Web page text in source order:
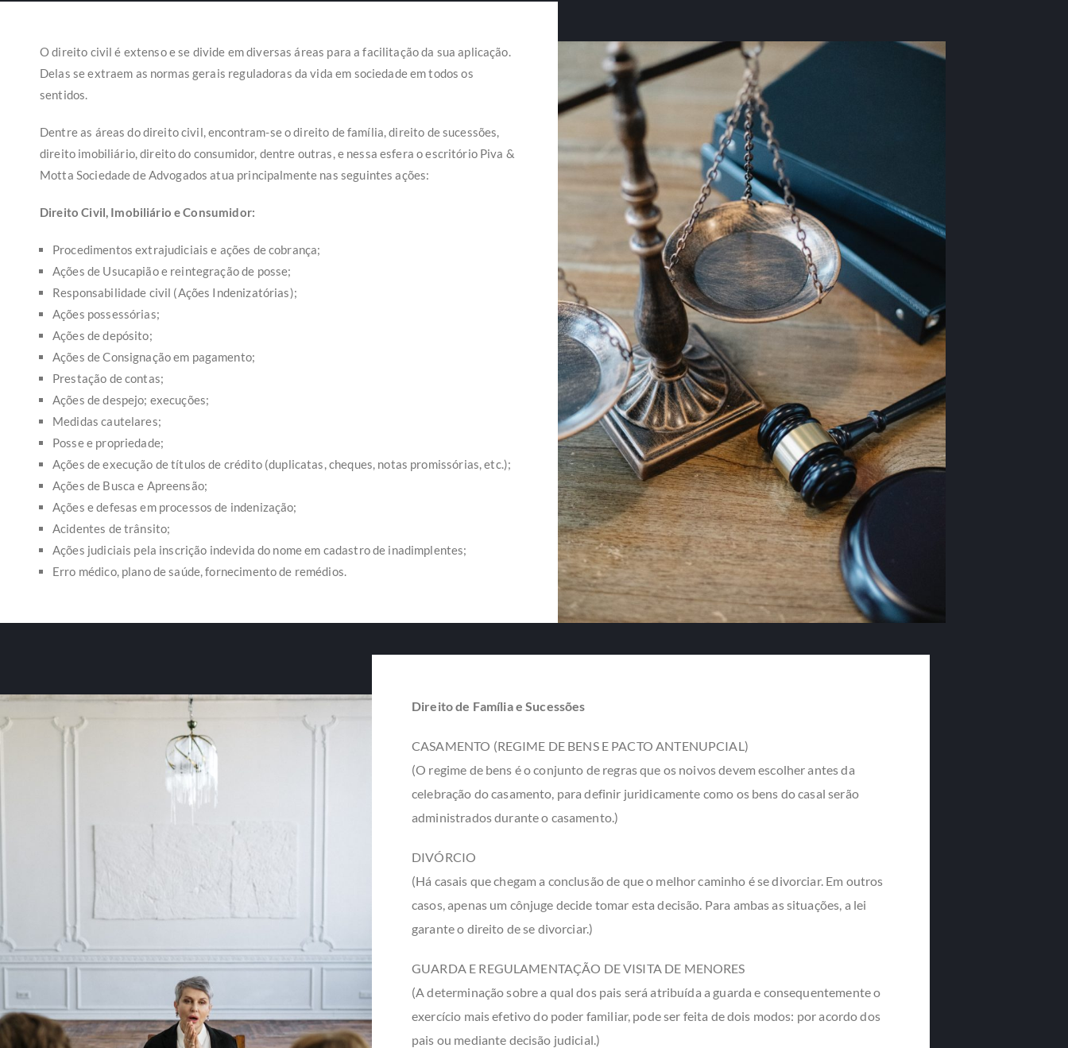
O direito civil é extenso e se divide em diversas áreas para a facilitação da sua aplicação.
Delas se extraem as normas gerais reguladoras da vida em sociedade em todos os
sentidos.
Dentre as áreas do direito civil, encontram-se o direito de família, direito de sucessões,
direito imobiliário, direito do consumidor, dentre outras, e nessa esfera o escritório Piva &
Motta Sociedade de Advogados atua principalmente nas seguintes ações:
Direito Civil, Imobiliário e Consumidor:
Procedimentos extrajudiciais e ações de cobrança;
Ações de Usucapião e reintegração de posse;
Responsabilidade civil (Ações Indenizatórias);
Ações possessórias;
Ações de depósito;
Ações de Consignação em pagamento;
Prestação de contas;
Ações de despejo; execuções;
Medidas cautelares;
Posse e propriedade;
Ações de execução de títulos de crédito (duplicatas, cheques, notas promissórias, etc.);
Ações de Busca e Apreensão;
Ações e defesas em processos de indenização;
Acidentes de trânsito;
Ações judiciais pela inscrição indevida do nome em cadastro de inadimplentes;
Erro médico, plano de saúde, fornecimento de remédios.
Direito de Família e Sucessões
CASAMENTO (REGIME DE BENS E PACTO ANTENUPCIAL)
(O regime de bens é o conjunto de regras que os noivos devem escolher antes da
celebração do casamento, para definir juridicamente como os bens do casal serão
administrados durante o casamento.)
DIVÓRCIO
(Há casais que chegam a conclusão de que o melhor caminho é se divorciar. Em outros
casos, apenas um cônjuge decide tomar esta decisão. Para ambas as situações, a lei
garante o direito de se divorciar.)
GUARDA E REGULAMENTAÇÃO DE VISITA DE MENORES
(A determinação sobre a qual dos pais será atribuída a guarda e consequentemente o
exercício mais efetivo do poder familiar, pode ser feita de dois modos: por acordo dos
pais ou mediante decisão judicial.)